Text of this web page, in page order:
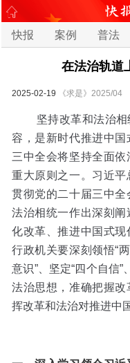
快报 案例 普法
在法治轨道
2025-02-19 《求是》2025/04
坚持改革和法治相
容，是新时代推进中
三中全会将坚持全面
重大原则之一。习近
贯彻党的二十届三中
法治相统一作出深刻
化改革、推进中国式
行政机关要深刻领悟“
意识”、坚定“四个自信
法治思想，准确把握
挥改革和法治对推进中